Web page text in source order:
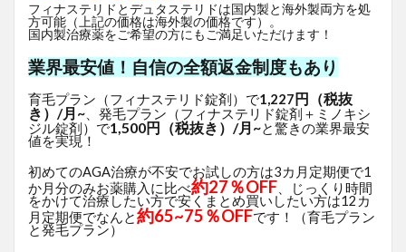
フィナステリドとデュタステリドは国内製と海外製両方を処
方可能（上記の価格は海外製の価格です）。
国内製治療薬をご希望の方にもご満足いただけます！
業界最安値！自信の全額返金制度もあり
育毛プラン（フィナステリド錠剤）で1,227円（税抜
き）/月~ 、発毛プラン（フィナステリド錠剤＋ミノキシ
ジル錠剤）で1,500円（税抜き）/月~と驚きの業界最安
値を実現！
初めてのAGA治療が不安でお試しの方は3カ月定期便で1
か月分のみお薬購入に比べ約27％OFF 、じっくり時間
をかけて治療したい方で安くまとめ買いしたい方は12カ
月定期便でなんと約65~75％OFFです！（育毛プラン
と発毛プラン）